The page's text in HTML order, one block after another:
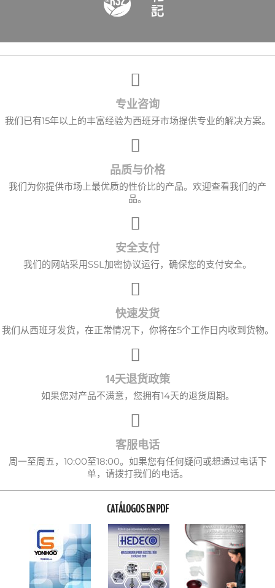
专业咨询
我们已有15年以上的丰富经验为西班牙市场提供专业的解决方案。
品质与价格
我们为你提供市场上最优质的性价比的产品。欢迎查看我们的产
品。
安全支付
我们的网站采用SSL加密协议运行，确保您的支付安全。
快速发货
我们从西班牙发货，在正常情况下，你将在5个工作日内收到货物。
14天退货政策
如果您对产品不满意，您拥有14天的退货周期。
客服电话
周一至周五，10:00至18:00。如果您有任何疑问或想通过电话下
单，请拨打我们的电话。
CATÁLOGOS EN PDF